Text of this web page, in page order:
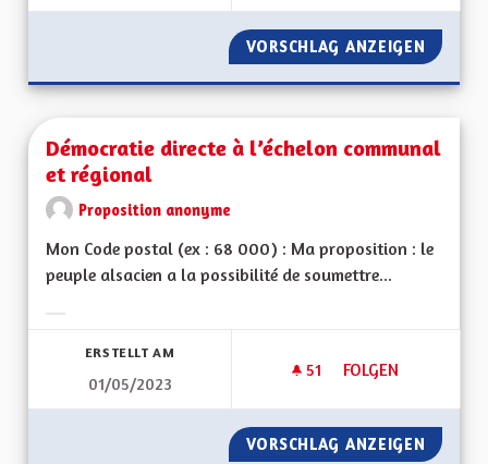
VORSCHLAG ANZEIGEN
Démocratie directe à l’échelon communal
et régional
Proposition anonyme
Mon Code postal (ex : 68 000) : Ma proposition : le
peuple alsacien a la possibilité de soumettre...
ERSTELLT AM
01/05/2023
51 51 FOLLOWER
FOLGEN
DÉMOCRATIE
VORSCHLAG ANZEIGEN